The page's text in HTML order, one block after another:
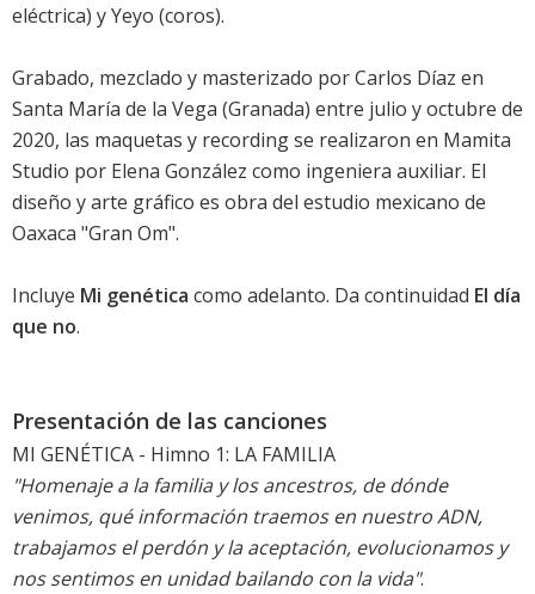
eléctrica) y Yeyo (coros).
Grabado, mezclado y masterizado por Carlos Díaz en
Santa María de la Vega (Granada) entre julio y octubre de
2020, las maquetas y recording se realizaron en Mamita
Studio por Elena González como ingeniera auxiliar. El
diseño y arte gráfico es obra del estudio mexicano de
Oaxaca "Gran Om".
Incluye Mi genética como adelanto. Da continuidad El día
que no.
Presentación de las canciones
MI GENÉTICA - Himno 1: LA FAMILIA
"Homenaje a la familia y los ancestros, de dónde
venimos, qué información traemos en nuestro ADN,
trabajamos el perdón y la aceptación, evolucionamos y
nos sentimos en unidad bailando con la vida".